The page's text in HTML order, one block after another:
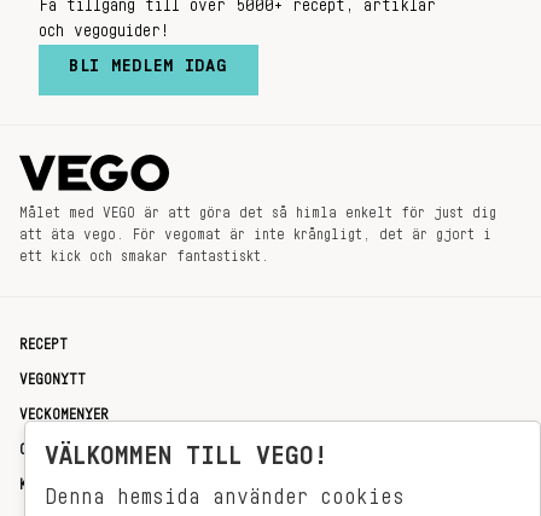
Få tillgång till över 5000+ recept, artiklar
och vegoguider!
BLI MEDLEM IDAG
Målet med VEGO är att göra det så himla enkelt för just dig
att äta vego. För vegomat är inte krångligt, det är gjort i
ett kick och smakar fantastiskt.
RECEPT
VEGONYTT
VECKOMENYER
OM OSS
KONTAKT
VÄLKOMMEN TILL VEGO!
Denna hemsida använder cookies